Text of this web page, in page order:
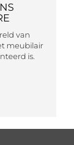
van
meubilair
is.